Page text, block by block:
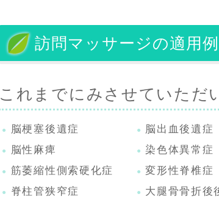
訪問マッサージの適用例
これまでにみさせていただ
脳梗塞後遺症 脳出血後遺症
脳性麻痺
染色体異常症
筋萎縮性側索硬化症
変形性脊椎症
脊柱管狭窄症
大腿骨骨折後